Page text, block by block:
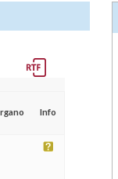
Info